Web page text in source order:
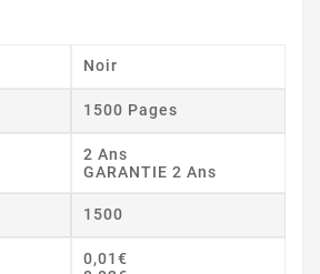
Noir
1500 Pages
2 Ans
GARANTIE 2 Ans
1500
0,01€